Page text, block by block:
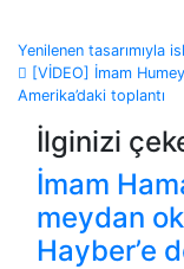
Yazı
dolaşımı
Yenilenen tasarımıyla
[VİDEO] İmam
Amerika’daki toplantı
İlginizi
İmam
meydan
Hayber’e